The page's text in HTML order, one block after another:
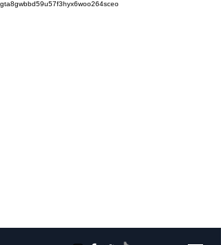
gta8gwbbd59u57f3hyx6woo264sceo